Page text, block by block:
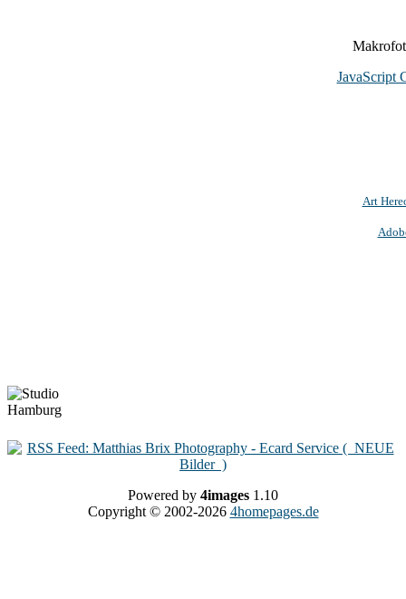
JavaScript
Art
Powered by 4images 1.10
Copyright © 2002-2026 4homepages.de